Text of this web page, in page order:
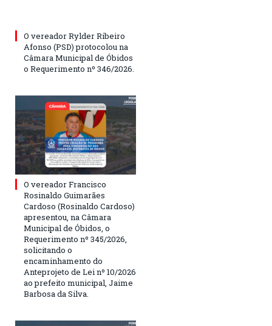
O vereador Rylder Ribeiro
Afonso (PSD) protocolou na
Câmara Municipal de Óbidos
o Requerimento nº 346/2026.
O vereador Francisco
Rosinaldo Guimarães
Cardoso (Rosinaldo Cardoso)
apresentou, na Câmara
Municipal de Óbidos, o
Requerimento nº 345/2026,
solicitando o
encaminhamento do
Anteprojeto de Lei nº 10/2026
ao prefeito municipal, Jaime
Barbosa da Silva.